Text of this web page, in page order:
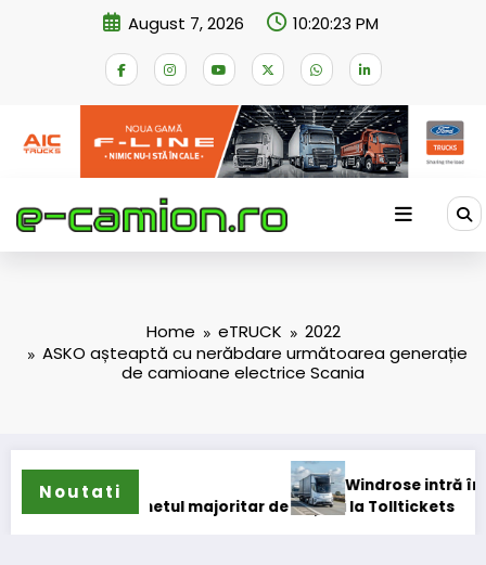
August 7, 2026 10:20:24 PM
Home eTRUCK
2022
ASKO așteaptă cu nerăbdare următoarea generație
de camioane electrice Scania
Noutati
majoritar de acțiuni la Tolltickets
Windrose intră în operațiuni comerciale